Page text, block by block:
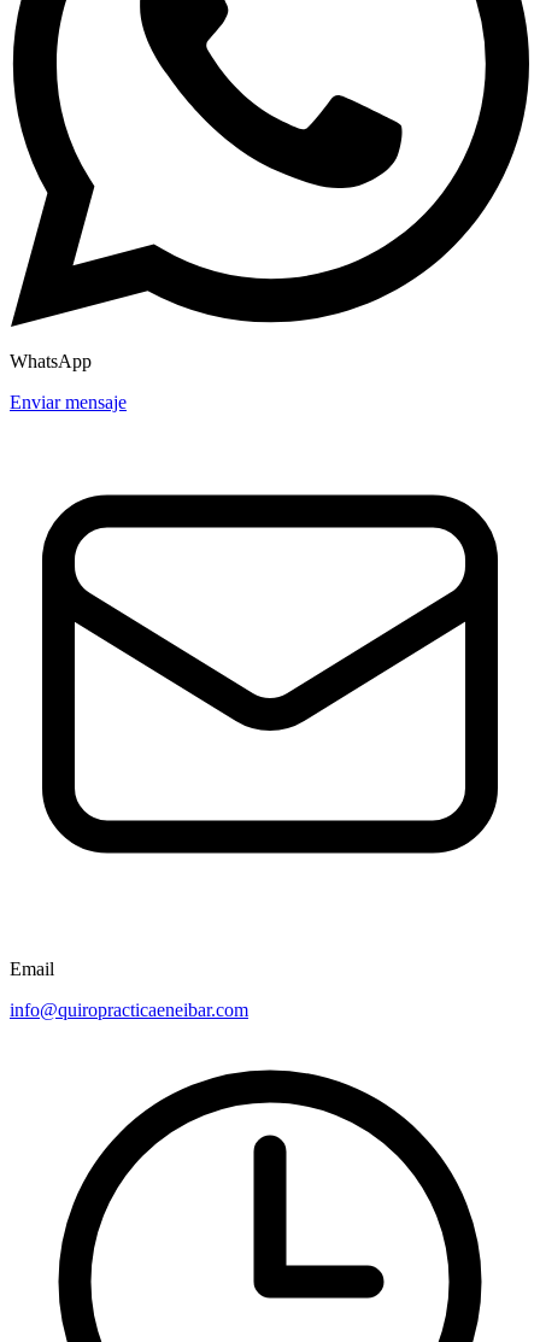
WhatsApp
Enviar mensaje
Email
info@quiropracticaeneibar.com